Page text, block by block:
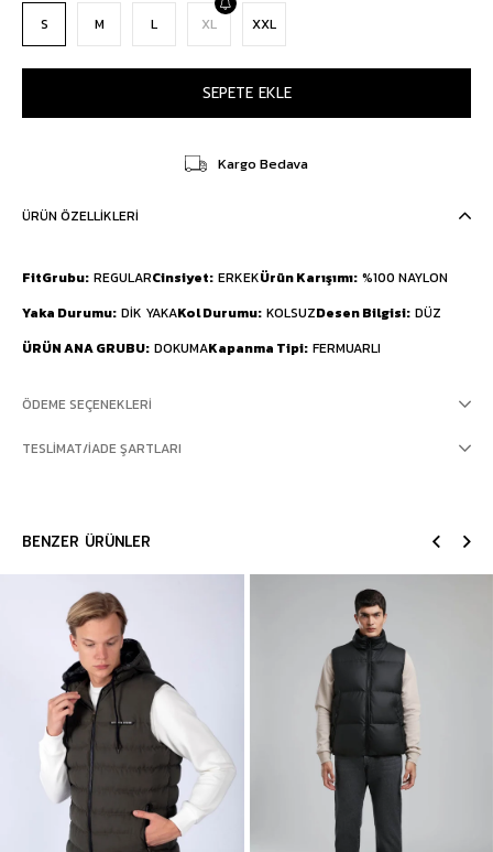
S M L XL XXL
Kargo Bedava
ÜRÜN ÖZELLIKLERI
FitGrubu REGULARCinsiyet ERKEKÜrün Karışımı %100 NAYLON
Yaka Durumu DİK YAKAKol Durumu KOLSUZDesen Bilgisi DÜZ
ÜRÜN ANA GRUBU DOKUMAKapanma Tipi FERMUARLI
ÖDEME SEÇENEKLERI
TESLIMAT/İADE ŞARTLARI
BENZER ÜRÜNLER